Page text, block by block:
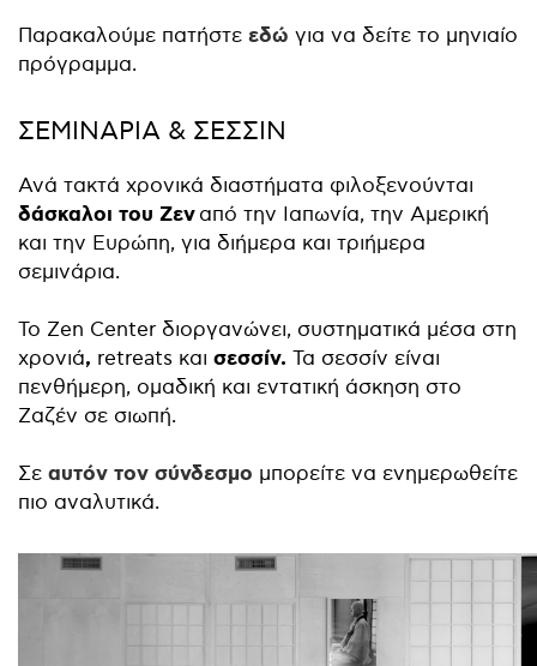
Παρακαλούμε πατήστε εδώ για να δείτε το μηνιαίο
πρόγραμμα.
ΣΕΜΙΝΑΡΙΑ & ΣΕΣΣΙΝ
Ανά τακτά χρονικά διαστήματα φιλοξενούνται
δάσκαλοι του Ζεν από την Ιαπωνία, την Αμερική
και την Ευρώπη, για διήμερα και τριήμερα
σεμινάρια.
Το Zen Center διοργανώνει, συστηματικά μέσα στη
χρονιά, retreats και σεσσίν. Τα σεσσίν είναι
πενθήμερη, ομαδική και εντατική άσκηση στο
Ζαζέν σε σιωπή.
Σε αυτόν τον σύνδεσμο μπορείτε να ενημερωθείτε
πιο αναλυτικά.